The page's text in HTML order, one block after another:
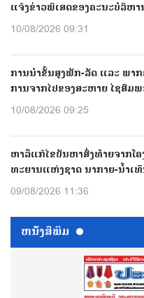
ແຈ້ງຂ່າວພິເສດຂອງຄະນະບໍລິຫ
10/08/2026 09:31
ການນຳຂັ້ນສູງພັກ-ລັດ ແລະ ພາກ
ການຈາກໄປຂອງສະຫາຍ ໄຊສົມ
10/08/2026 09:25
ຫາລືແກ້ໄຂບັນຫາສົ່ງທ້າຍຈາກໂ
ທະຍານແຫ່ງຊາດ ນາກາຍ-ນໍ້າເ
09/08/2026 11:36
ຫນ້ັງສືພິມ